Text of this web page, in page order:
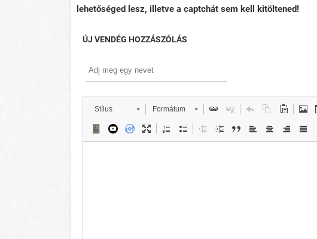
lehetőséged lesz, illetve a captchát sem kell kitöltened!
ÚJ VENDÉG HOZZÁSZÓLÁS
Stílus Formátum